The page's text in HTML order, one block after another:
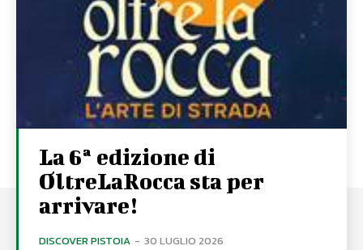
La 6ª edizione di
OltreLaRocca sta per
arrivare!
DISCOVER PISTOIA - 30 LUGLIO 2026